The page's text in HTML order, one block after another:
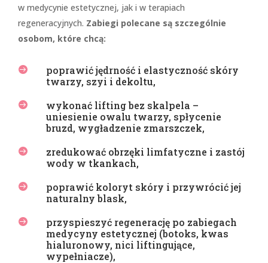
w medycynie estetycznej, jak i w terapiach
regeneracyjnych. Zabiegi polecane są szczególnie
osobom, które chcą:

poprawić jędrność i elastyczność skóry
twarzy, szyi i dekoltu,

wykonać lifting bez skalpela –
uniesienie owalu twarzy, spłycenie
bruzd, wygładzenie zmarszczek,

zredukować obrzęki limfatyczne i zastój
wody w tkankach,

poprawić koloryt skóry i przywrócić jej
naturalny blask,

przyspieszyć regenerację po zabiegach
medycyny estetycznej (botoks, kwas
hialuronowy, nici liftingujące,
wypełniacze),